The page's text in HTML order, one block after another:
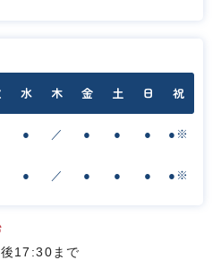
水 木 金 土 日 祝
● ／ ● ● ● ●※
● ／ ● ● ● ●※
17:30まで